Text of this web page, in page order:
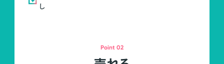
し
Point 02